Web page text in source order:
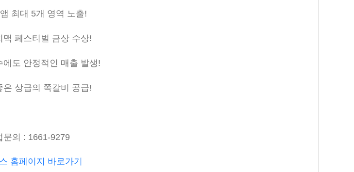
최대 5개 영역 노출!
맥 페스티벌 금상 수상!
에도 안정적인 매출 발생!
은 상급의 쪽갈비 공급!
문의 : 1661-9279
홈페이지 바로가기